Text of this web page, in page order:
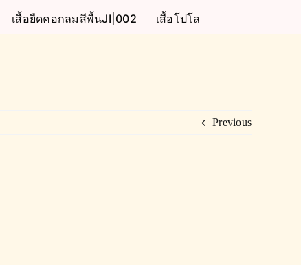
เสื้อยืดคอกลมสีพื้นJI|002 เสื้อโปโล
Previous